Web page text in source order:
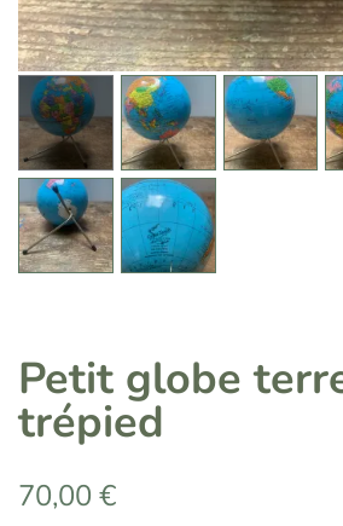
Petit globe
trépied
70,00 €